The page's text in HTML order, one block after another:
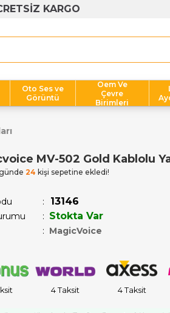
KARGO
Oto Ses ve
Görüntü
Oem Ve
Çevre
Birimleri
MV-502 Gold Kablolu
24 kişi sepetine ekledi!
13146
: Stokta Var
: MagicVoice
4 Taksit 4 Taksit